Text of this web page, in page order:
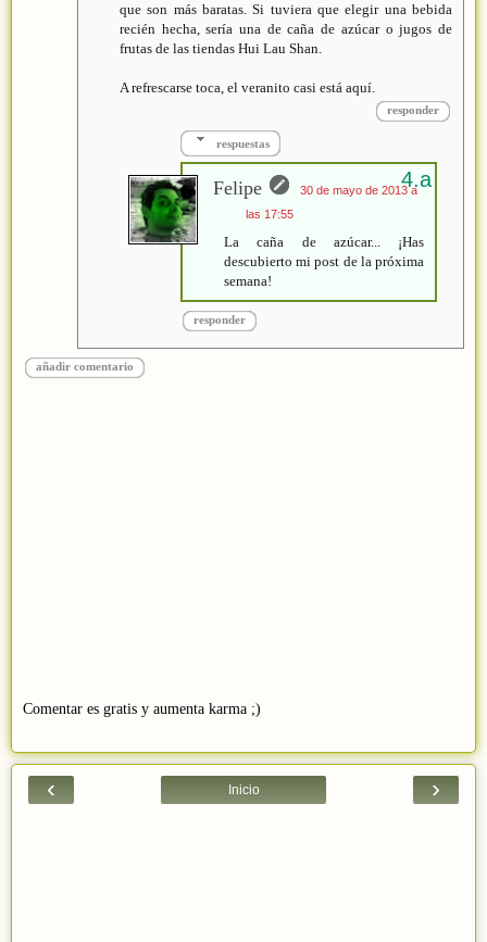
que son más baratas. Si tuviera que elegir una bebida
recién hecha, sería una de caña de azúcar o jugos de
frutas de las tiendas Hui Lau Shan.
A refrescarse toca, el veranito casi está aquí.
responder
respuestas
Felipe
30 de mayo de 2013 a
las 17:55
La caña de azúcar... ¡Has
descubierto mi post de la próxima
semana!
responder
añadir comentario
Comentar es gratis y aumenta karma ;)
‹ ›
Inicio